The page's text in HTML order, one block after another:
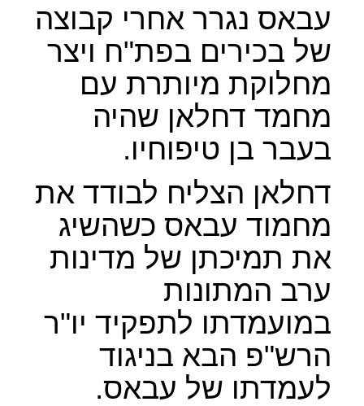
עבאס נגרר אחרי קבוצה
של בכירים בפת"ח ויצר
מחלוקת מיותרת עם
מחמד דחלאן שהיה
בעבר בן טיפוחיו.
דחלאן הצליח לבודד את
מחמוד עבאס כשהשיג
את תמיכתן של מדינות
ערב המתונות
במועמדתו לתפקיד יו"ר
הרש"פ הבא בניגוד
לעמדתו של עבאס.